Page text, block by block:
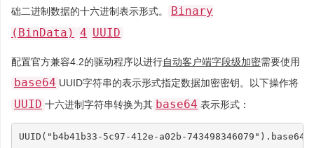
础二进制数据的十六进制表示形式。
Binary
(BinData) 4 UUID
配置官方兼容4.2的驱动程序以进行自动客户端字段级加密需要使用
base64 UUID字符串的表示形式指定数据加密密钥。以下操作将
UUID 十六进制字符串转换为其 base64 表示形式：
UUID ( "b4b41b33-5c97-412e-a02b-743498346079" ). base64